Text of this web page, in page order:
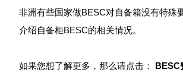
非洲有些国家做BESC对自备箱没有特殊
介绍自备柜BESC的相关情况。
如果您想了解更多，那么请点击： BESC